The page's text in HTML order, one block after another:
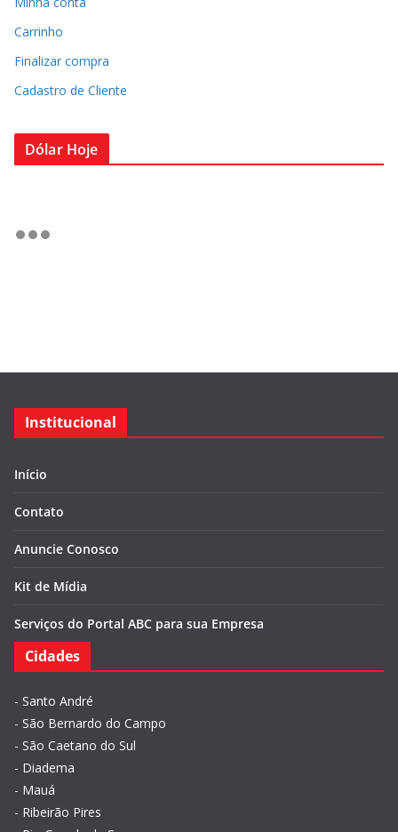
Carrinho
Finalizar compra
Cadastro de Cliente
Dólar Hoje
Institucional
Início
Contato
Anuncie Conosco
Kit de Mídia
Serviços do Portal ABC para sua Empresa
Cidades
- Santo André
- São Bernardo do Campo
- São Caetano do Sul
- Diadema
- Mauá
- Ribeirão Pires